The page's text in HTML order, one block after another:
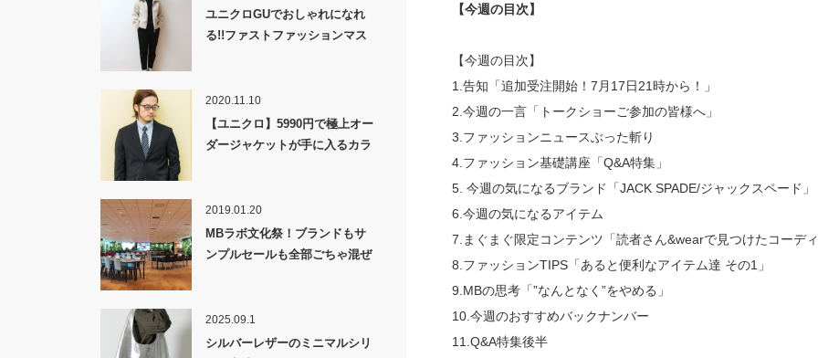
【今週の目次】
【今週の目次】
1.告知「追加受注開始！7月17日21時から！」
2.今週の一言「トークショーご参加の皆様へ」
3.ファッションニュースぶった斬り
4.ファッション基礎講座「Q&A特集」
5. 今週の気になるブランド「JACK SPADE/ジャックスペード」
6.今週の気になるアイテム
7.まぐまぐ限定コンテンツ「読者さん&wearで見つけたコーディ
8.ファッションTIPS「あると便利なアイテム達 その1」
9.MBの思考「”なんとなく”をやめる」
10.今週のおすすめバックナンバー
11.Q&A特集後半
ユニクロGUでおしゃれになれ
る!!ファストファッションマス
2020.11.10
【ユニクロ】5990円で極上オー
ダージャケットが手に入るカラ
2019.01.20
MBラボ文化祭！ブランドもサ
ンプルセールも全部ごちゃ混ぜ
2025.09.1
シルバーレザーのミニマルシリ